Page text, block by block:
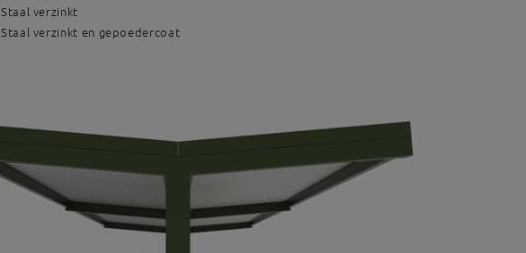
Staal verzinkt
Staal verzinkt en gepoedercoat